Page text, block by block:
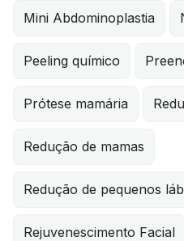
Mini Abdominoplastia
Peeling químico
Prótese mamária
Redução de mamas
Redução de pequenos
Rejuvenescimento Facial